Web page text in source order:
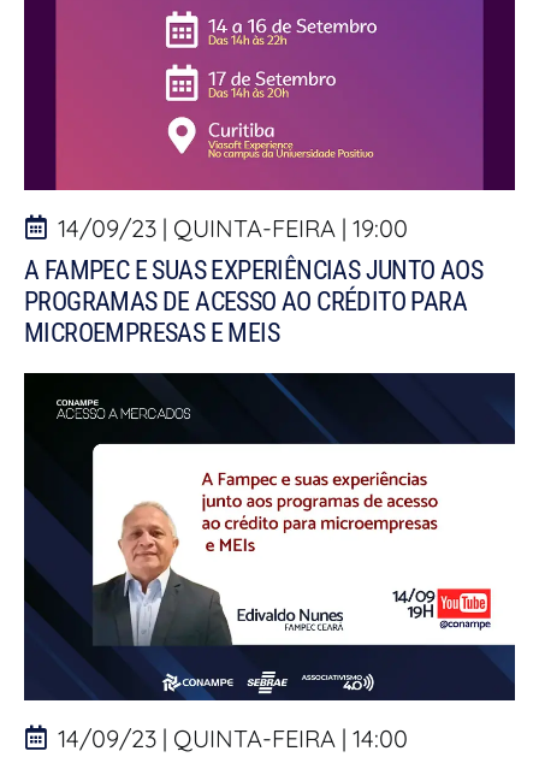
14/09/23 | QUINTA-FEIRA | 19:00
A FAMPEC E SUAS EXPERIÊNCIAS JUNTO AOS
PROGRAMAS DE ACESSO AO CRÉDITO PARA
MICROEMPRESAS E MEIS
14/09/23 | QUINTA-FEIRA | 14:00